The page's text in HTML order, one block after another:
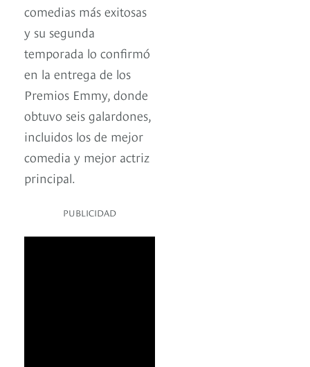
comedias más exitosas
y su segunda
temporada lo confirmó
en la entrega de los
Premios Emmy, donde
obtuvo seis galardones,
incluidos los de mejor
comedia y mejor actriz
principal.
PUBLICIDAD